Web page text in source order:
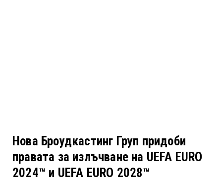
Нова Броудкастинг Груп придоби
правата за излъчване на UEFA EURO
2024™ и UEFA EURO 2028™